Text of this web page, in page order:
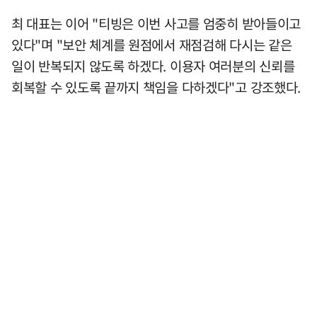
최 대표는 이어 "티빙은 이번 사고를 엄중히 받아들이고
있다"며 "보안 체계를 원점에서 재점검해 다시는 같은
일이 반복되지 않도록 하겠다. 이용자 여러분의 신뢰를
회복할 수 있도록 끝까지 책임을 다하겠다"고 강조했다.